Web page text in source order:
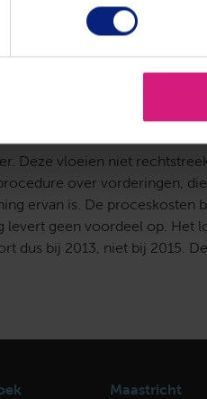
het rendement. De wettelijke
rendement over dezelfde €
de ene kant (toekomstige
zijn. De rente
Deze vloeien niet
over vorderingen,
ervan is. De proceskosten
geen voordeel op. Het
dus bij 2013, niet bij 2015.
Maastricht